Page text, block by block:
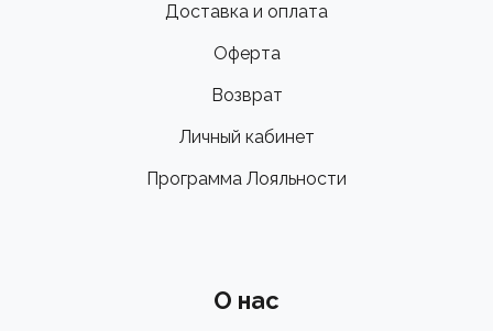
Доставка и оплата
Оферта
Возврат
Личный кабинет
Программа Лояльности
О нас